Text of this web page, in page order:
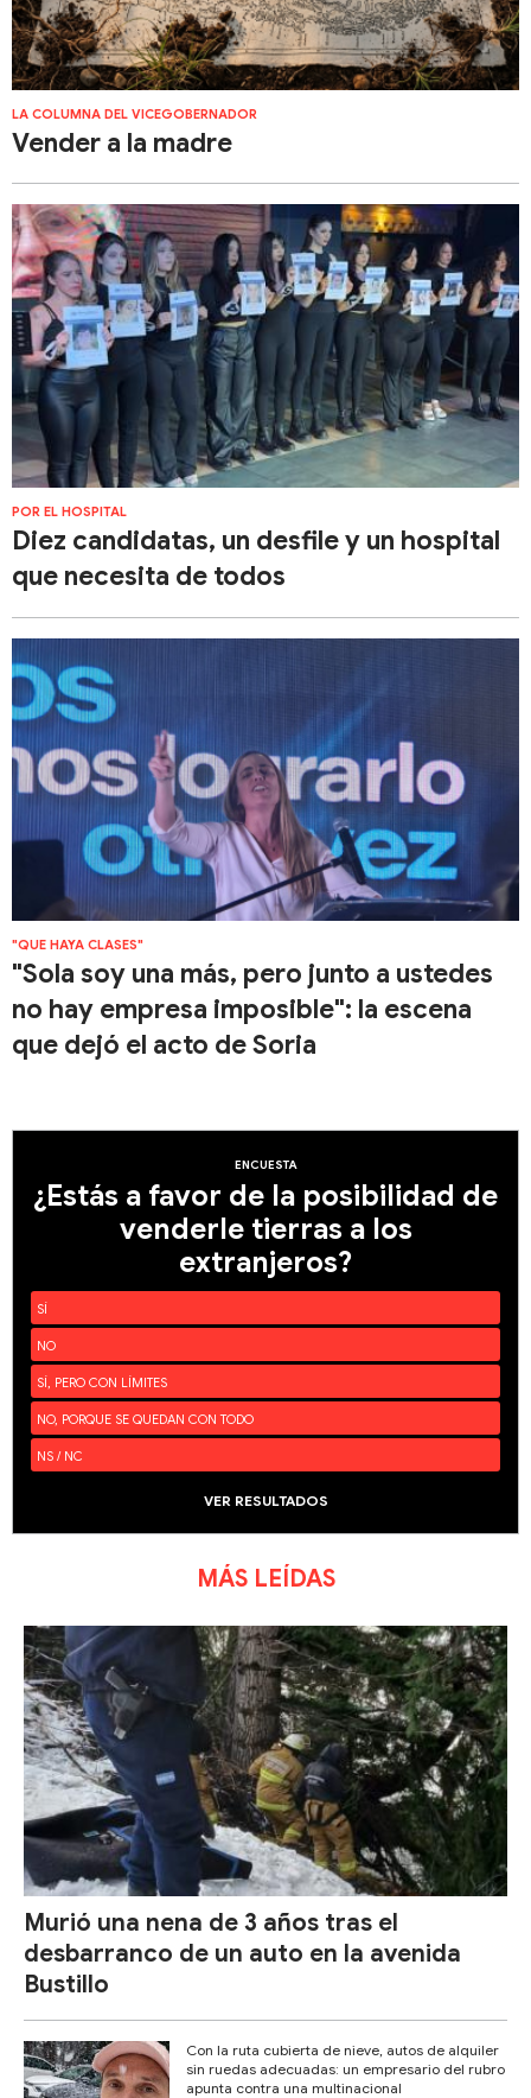
LA COLUMNA DEL VICEGOBERNADOR
Vender a la madre
POR EL HOSPITAL
Diez candidatas, un desfile y un hospital
que necesita de todos
"QUE HAYA CLASES"
"Sola soy una más, pero junto a ustedes
no hay empresa imposible": la escena
que dejó el acto de Soria
ENCUESTA
¿Estás a favor de la posibilidad de
venderle tierras a los
extranjeros?
SÍ
NO
SÍ, PERO CON LÍMITES
NO, PORQUE SE QUEDAN CON TODO
NS / NC
VER RESULTADOS
MÁS LEÍDAS
Murió una nena de 3 años tras el
desbarranco de un auto en la avenida
Bustillo
Con la ruta cubierta de nieve, autos de alquiler
sin ruedas adecuadas: un empresario del rubro
apunta contra una multinacional